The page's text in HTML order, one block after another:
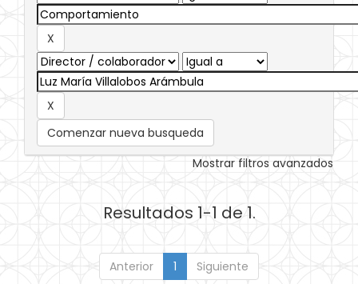
Comenzar nueva busqueda
Mostrar filtros avanzados
Resultados 1-1 de 1.
Anterior 1 Siguiente